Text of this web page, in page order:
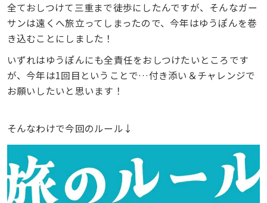
全ておしつけて三重まで徒歩にしたんですが、そんなガー
サンは遠くへ旅立ってしまったので、今年はゆうぽんを巻
き込むことにしました！
いずれはゆうぽんにも全責任をおしつけたいところです
が、今年は1回目ということで…付き添い＆チャレンジで
お願いしたいと思います！
そんなわけで今回のルール↓